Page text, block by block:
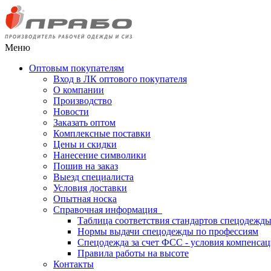
Меню
Оптовым покупателям
Вход в ЛК оптового покупателя
О компании
Производство
Новости
Заказать оптом
Комплексные поставки
Цены и скидки
Нанесение символики
Пошив на заказ
Выезд специалиста
Условия доставки
Опытная носка
Справочная информация
Таблица соответствия стандартов спецодежды
Нормы выдачи спецодежды по профессиям
Спецодежда за счет ФСС - условия
Правила работы на высоте
Контакты